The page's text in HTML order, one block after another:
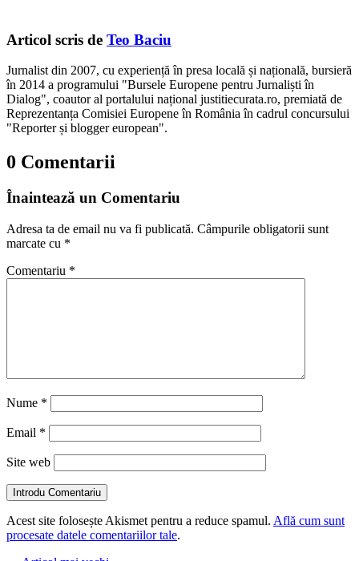
Articol scris de Teo Baciu
Jurnalist din 2007, cu experiență în presa locală și națională, bursieră
în 2014 a programului "Bursele Europene pentru Jurnaliști în
Dialog", coautor al portalului național justitiecurata.ro, premiată de
Reprezentanța Comisiei Europene în România în cadrul concursului
"Reporter și blogger european".
0 Comentarii
Înaintează un Comentariu
Adresa ta de email nu va fi publicată. Câmpurile obligatorii sunt
marcate cu *
Comentariu *
Nume *
Email *
Site web
Introdu Comentariu
Acest site folosește Akismet pentru a reduce spamul. Află cum sunt
procesate datele comentariilor tale.